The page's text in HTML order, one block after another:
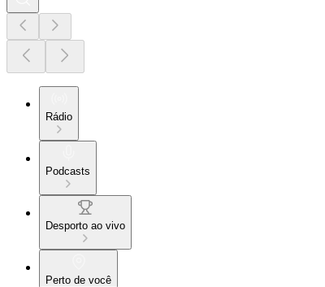
Rádio
Podcasts
Desporto ao vivo
Perto de você